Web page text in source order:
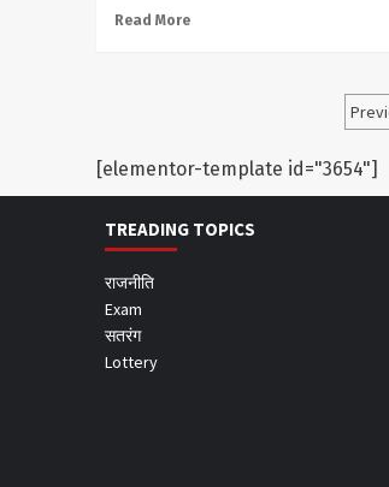
Read More
[elementor-template id="3654"]
TREADING TOPICS
राजनीति
Exam
सतरंग
Lottery